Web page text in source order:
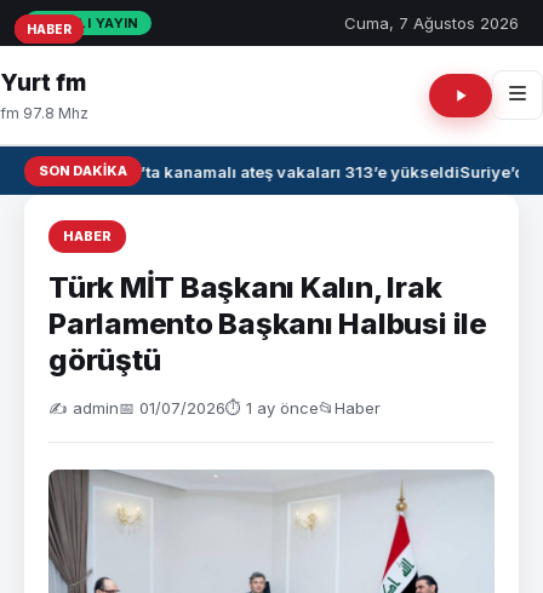
CANLI YAYIN Cuma, 7 Ağustos 2026
Yurt fm
fm 97.8 Mhz
SON DAKIKAIrak’ta kanamalı ateş vakaları 313’e yükseldiSuriye’de
HABER
Türk MİT Başkanı Kalın, Irak
Parlamento Başkanı Halbusi ile
görüştü
✍️ admin📅 01/07/2026⏱ 1 ay önce📂Haber
HABER
HABER
HABER